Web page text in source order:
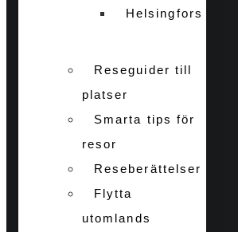
Helsingfors
Reseguider till
platser
Smarta tips för
resor
Reseberättelser
Flytta
utomlands